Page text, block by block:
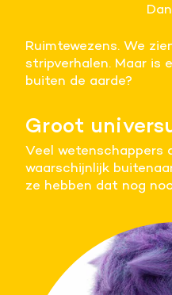
Ruimtewezens. We
stripverhalen. Maar is
buiten de aarde?
Groot
Veel wetenschappers
waarschijnlijk
ze hebben dat nog
Analystische cookies
verbeteren.
Marketing cookies
Deze website maakt
je voorkeuren aan.
Alle cookies
Voorkeuren opslaan